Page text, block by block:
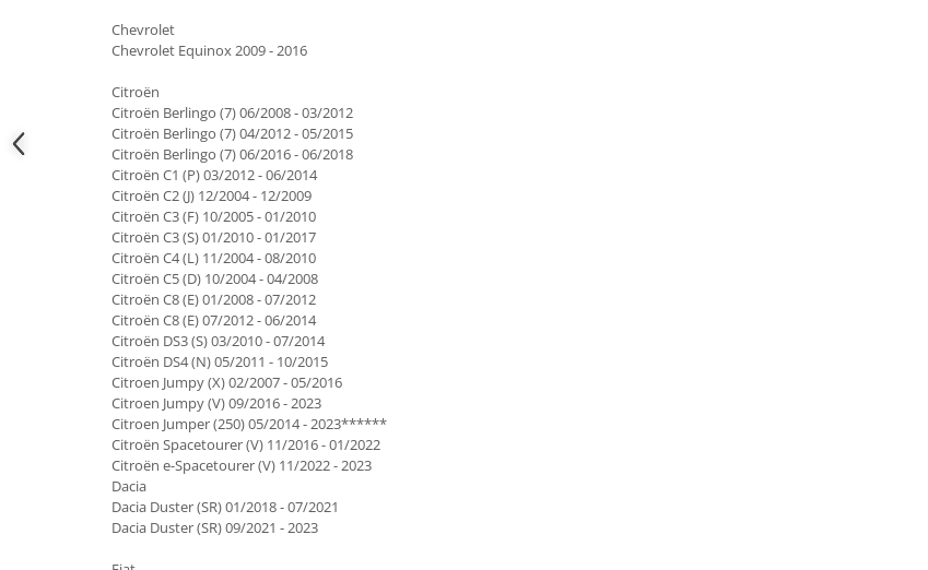
Chevrolet
Chevrolet Equinox 2009 - 2016
Citroën
Citroën Berlingo (7) 06/2008 - 03/2012
Citroën Berlingo (7) 04/2012 - 05/2015
Citroën Berlingo (7) 06/2016 - 06/2018
Citroën C1 (P) 03/2012 - 06/2014
Citroën C2 (J) 12/2004 - 12/2009
Citroën C3 (F) 10/2005 - 01/2010
Citroën C3 (S) 01/2010 - 01/2017
Citroën C4 (L) 11/2004 - 08/2010
Citroën C5 (D) 10/2004 - 04/2008
Citroën C8 (E) 01/2008 - 07/2012
Citroën C8 (E) 07/2012 - 06/2014
Citroën DS3 (S) 03/2010 - 07/2014
Citroën DS4 (N) 05/2011 - 10/2015
Citroen Jumpy (X) 02/2007 - 05/2016
Citroen Jumpy (V) 09/2016 - 2023
Citroen Jumper (250) 05/2014 - 2023******
Citroën Spacetourer (V) 11/2016 - 01/2022
Citroën e-Spacetourer (V) 11/2022 - 2023
Dacia
Dacia Duster (SR) 01/2018 - 07/2021
Dacia Duster (SR) 09/2021 - 2023